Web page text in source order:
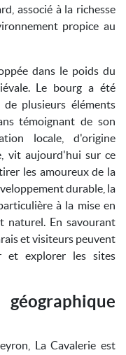
associé à la richesse
propice au
dans le poids du
Le bourg a été
plusieurs éléments
témoignant de son
locale, d'origine
vit aujourd'hui sur ce
les amoureux de la
durable, la
à la mise en
naturel. En savourant
et visiteurs peuvent
et explorer les sites
La Cavalerie est